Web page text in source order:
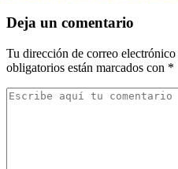
Deja un comentario
Tu dirección de correo
obligatorios están marcados con *